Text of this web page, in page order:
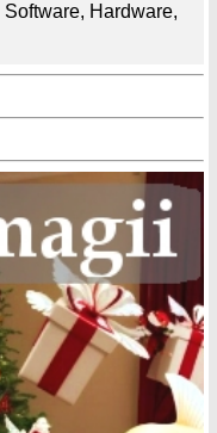
Software, Hardware,